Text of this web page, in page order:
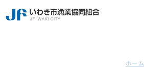
ホーム